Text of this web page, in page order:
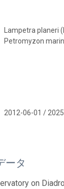
Lampetra planeri
Petromyzon
2012-06-01 /
ータ
on